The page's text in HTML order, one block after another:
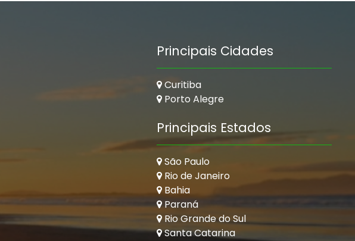
Principais Cidades
Curitiba
Porto Alegre
Principais Estados
São Paulo
Rio de Janeiro
Bahia
Paraná
Rio Grande do Sul
Santa Catarina